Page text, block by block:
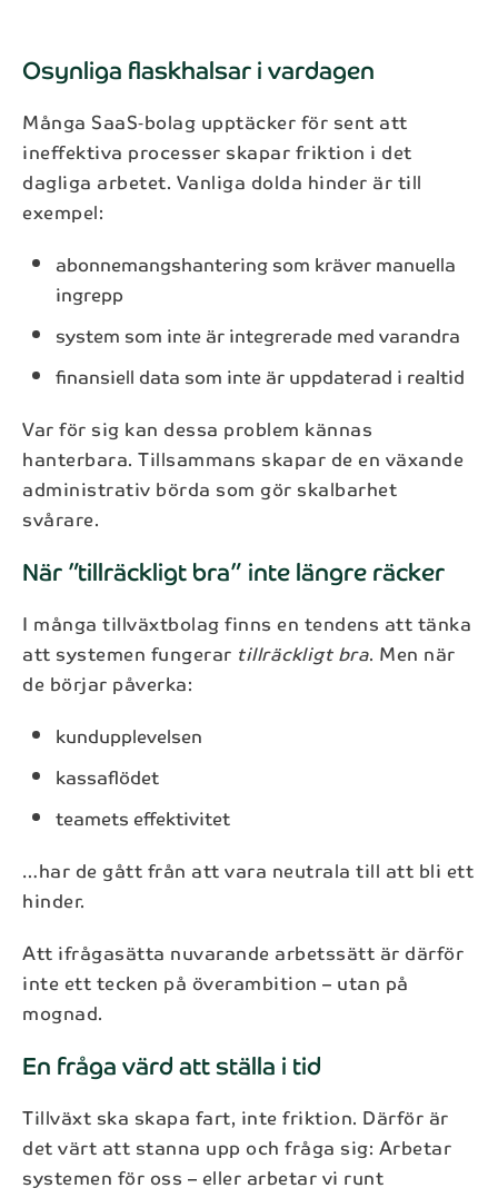
Osynliga flaskhalsar i vardagen
Många SaaS‑bolag upptäcker för sent att
ineffektiva processer skapar friktion i det
dagliga arbetet. Vanliga dolda hinder är till
exempel:
abonnemangshantering som kräver manuella
ingrepp
system som inte är integrerade med varandra
finansiell data som inte är uppdaterad i realtid
Var för sig kan dessa problem kännas
hanterbara. Tillsammans skapar de en växande
administrativ börda som gör skalbarhet
svårare.
När ”tillräckligt bra” inte längre räcker
I många tillväxtbolag finns en tendens att tänka
att systemen fungerar tillräckligt bra. Men när
de börjar påverka:
kundupplevelsen
kassaflödet
teamets effektivitet
…har de gått från att vara neutrala till att bli ett
hinder.
Att ifrågasätta nuvarande arbetssätt är därför
inte ett tecken på överambition – utan på
mognad.
En fråga värd att ställa i tid
Tillväxt ska skapa fart, inte friktion. Därför är
det värt att stanna upp och fråga sig: Arbetar
systemen för oss – eller arbetar vi runt